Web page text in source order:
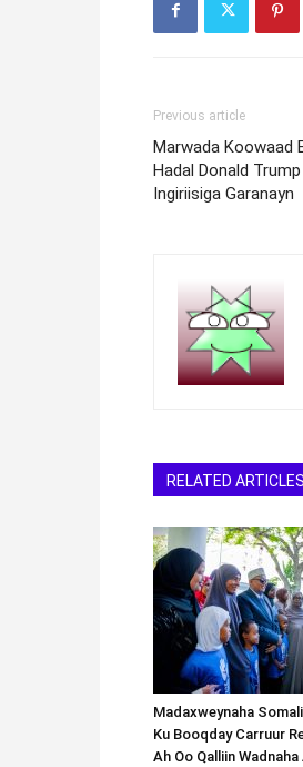
Previous article
Marwada Koowaad
Hadal Donald
Ingiriisiga Garanayn
RELATED ARTICLES
Madaxweynaha
Ku Booqday Carruur
Ah Oo Qalliin